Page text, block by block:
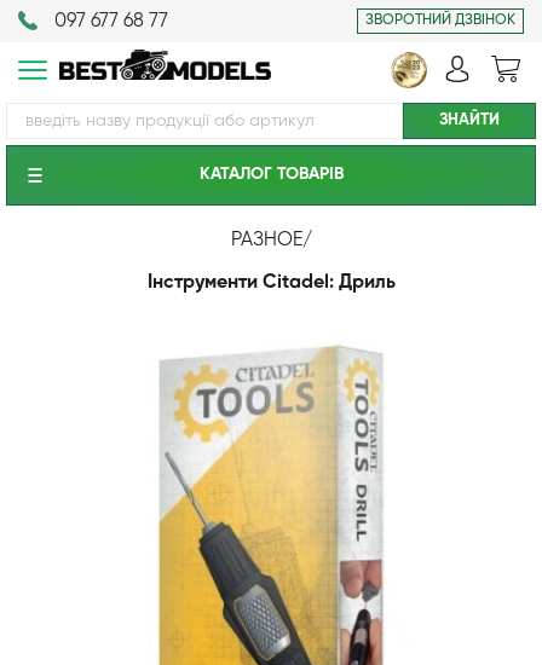
097 677 68 77 ЗВОРОТНИЙ ДЗВІНОК
КАТАЛОГ ТОВАРIВ
РАЗНОЕ/
Інструменти Citadel: Дриль